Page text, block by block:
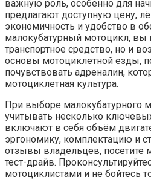
важную роль, особенно для
предлагают доступную цену,
экономичность и удобство в
малокубатурный мотоцикл, вы
транспортное средство, но и
основы мотоциклетной езды,
почувствовать адреналин,
мотоциклетная культура.
При выборе малокубатурного
учитывать несколько
включают в себя объём
эргономику, комплектацию и
отзывы владельцев, посетите
тест-драйв.​
мотоциклистами и не бойтесь